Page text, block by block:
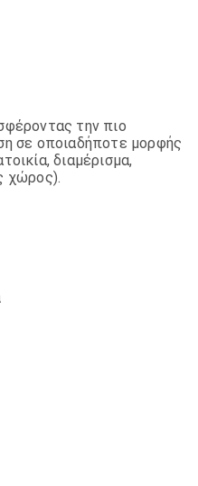
την πιο
σε οποιαδήποτε μορφής
διαμέρισμα,
χώρος).